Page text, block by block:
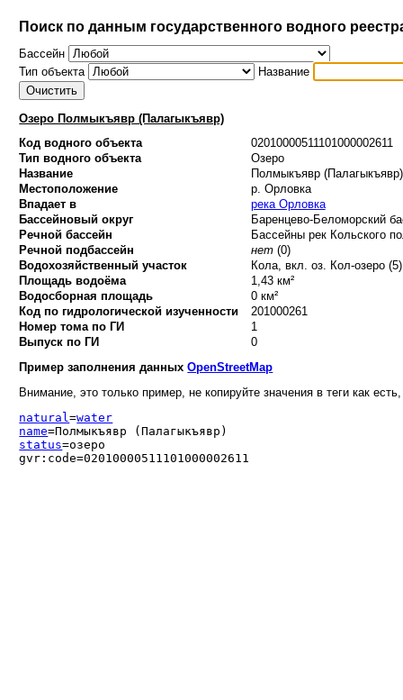
Поиск по данным государственного водного
Бассейн
Тип объекта
Название
Озеро Полмыкъявр (Палагыкъявр)
Код водного объекта
02010000511101000002611
Тип водного объекта
Озеро
Название
Полмыкъявр (Палагыкъявр)
Местоположение
р. Орловка
Впадает в
река Орловка
Бассейновый округ
Баренцево-Беломорский
Речной бассейн
Бассейны рек Кольского
Речной подбассейн
нет(0)
Водохозяйственный участок
Кола, вкл. оз. Кол-озеро (5)
Площадь водоёма
1,43 км²
Водосборная площадь
0 км²
Код по гидрологической изученности
201000261
Номер тома по ГИ
1
Выпуск по ГИ
0
Пример заполнения данныхOpenStreetMap
Внимание, это только пример, не копируйте значения в теги как
natural=water
name=Полмыкъявр (Палагыкъявр)
status=озеро
gvr:code=02010000511101000002611